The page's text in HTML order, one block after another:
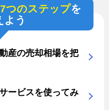
7つのステップを
よう
産の売却相場を把
ービスを使ってみ